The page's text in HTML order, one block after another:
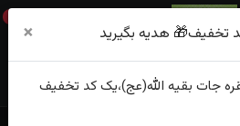
0
تخفیف🎁 هدیه بگیرید ×
جات بقیه الله(عج)،یک کد تخفیف